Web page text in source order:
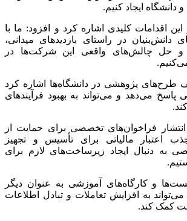
ایجاد کنیم.
اقدامات کلیدی اشاره کرد و افزود: ما با
در راستای بازدیدهای میدانی،
و حل چالش‌های واقعی این شرکت‌ها در
طرح‌های پژوهشی در دانشگاه‌ها اشاره کرد
پاسخ می‌دهد و می‌تواند به بهبود فرآیندهای
انتشار فراخوان‌های تخصصی برای حمایت از
اعتبار مالیاتی برای تأسیس و تجهیز
به دنبال ایجاد زیرساخت‌های لازم برای
و کارگاه‌های آموزشی به عنوان دیگر
می‌تواند به افزایش تعاملات و تبادل اطلاعات
کمک کند.